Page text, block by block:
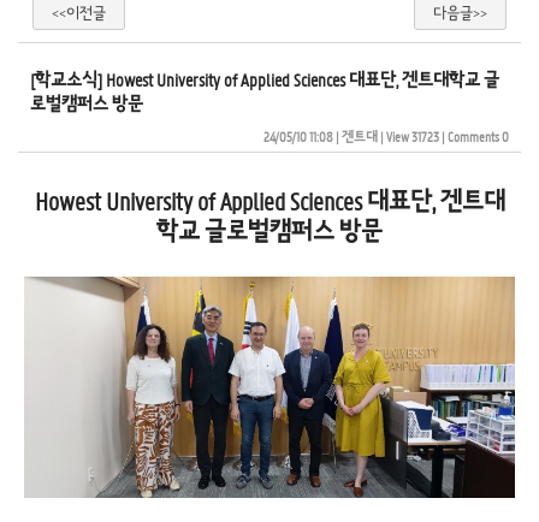
<<이전글 다음글>>
[학교소식] Howest University of Applied Sciences 대표단, 겐트대학교 글
로벌캠퍼스 방문
24/05/10 11:08| 겐트대| View 31723| Comments 0
Howest University of Applied Sciences 대표단, 겐트대
학교 글로벌캠퍼스 방문